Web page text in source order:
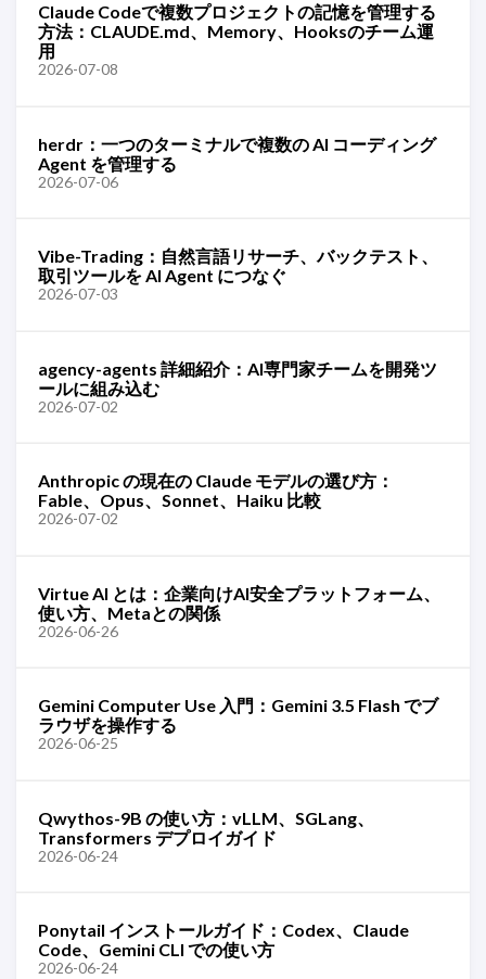
Claude Codeで複数プロジェクトの記憶を管理する
方法：CLAUDE.md、Memory、Hooksのチーム運
用
2026-07-08
herdr：一つのターミナルで複数の AI コーディング
Agent を管理する
2026-07-06
Vibe-Trading：自然言語リサーチ、バックテスト、
取引ツールを AI Agent につなぐ
2026-07-03
agency-agents 詳細紹介：AI専門家チームを開発ツ
ールに組み込む
2026-07-02
Anthropic の現在の Claude モデルの選び方：
Fable、Opus、Sonnet、Haiku 比較
2026-07-02
Virtue AI とは：企業向けAI安全プラットフォーム、
使い方、Metaとの関係
2026-06-26
Gemini Computer Use 入門：Gemini 3.5 Flash でブ
ラウザを操作する
2026-06-25
Qwythos-9B の使い方：vLLM、SGLang、
Transformers デプロイガイド
2026-06-24
Ponytail インストールガイド：Codex、Claude
Code、Gemini CLI での使い方
2026-06-24